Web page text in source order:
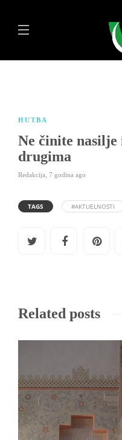
HUTBA
Ne činite
drugima
Redakcija 7 godina ago
TAGS #AKTUELNOSTI
Related posts